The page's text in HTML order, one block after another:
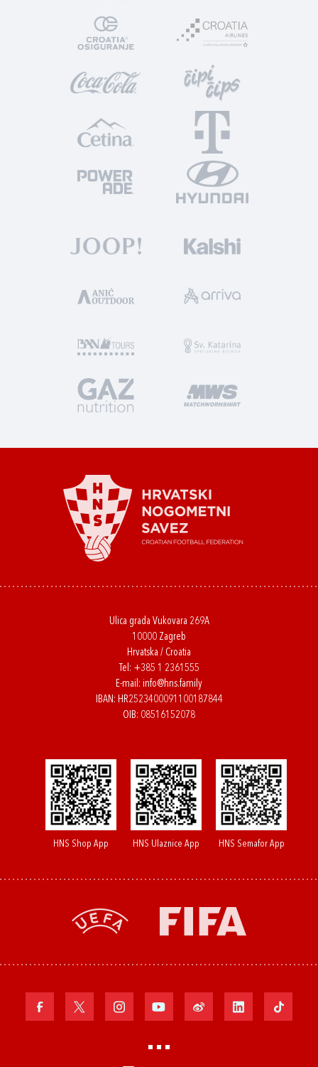
Ulica grada Vukovara 269A
10000 Zagreb
Hrvatska / Croatia
Tel: +385 1 2361555
E-mail: info@hns.family
IBAN: HR2523400091100187844
OIB: 08516152078
HNS Shop App HNS Ulaznice App HNS Semafor App